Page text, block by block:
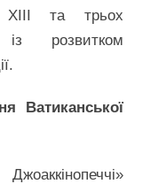
XIII та трьох
із розвитком
Ватиканської